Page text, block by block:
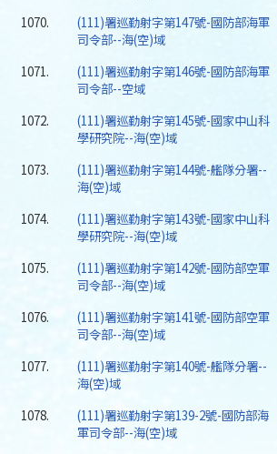
1070.
(111)署巡勤射字第147號-國防部海軍
司令部--海(空)域
1071.
(111)署巡勤射字第146號-國防部海軍
司令部--空域
1072.
(111)署巡勤射字第145號-國家中山科
學研究院--海(空)域
1073.
(111)署巡勤射字第144號-艦隊分署--
海(空)域
1074.
(111)署巡勤射字第143號-國家中山科
學研究院--海(空)域
1075.
(111)署巡勤射字第142號-國防部空軍
司令部--海(空)域
1076.
(111)署巡勤射字第141號-國防部空軍
司令部--海(空)域
1077.
(111)署巡勤射字第140號-艦隊分署--
海(空)域
1078.
(111)署巡勤射字第139-2號-國防部海
軍司令部--海(空)域